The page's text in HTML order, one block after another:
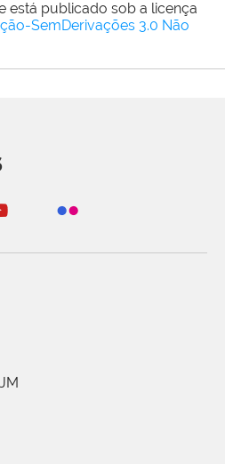
está publicado sob a licença
SemDerivações 3.0 Não